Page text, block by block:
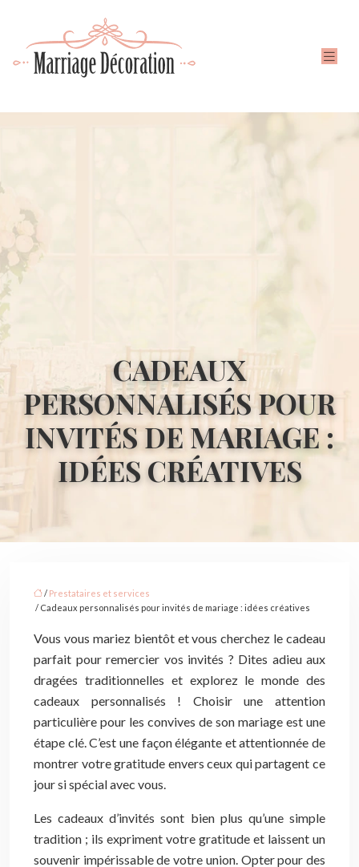
CADEAUX
PERSONNALISÉS POUR
INVITÉS DE MARIAGE :
IDÉES CRÉATIVES
/ Prestataires et services
/ Cadeaux personnalisés pour invités de mariage : idées créatives
Vous vous mariez bientôt et vous cherchez le cadeau
parfait pour remercier vos invités ? Dites adieu aux
dragées traditionnelles et explorez le monde des
cadeaux personnalisés ! Choisir une attention
particulière pour les convives de son mariage est une
étape clé. C’est une façon élégante et attentionnée de
montrer votre gratitude envers ceux qui partagent ce
jour si spécial avec vous.
Les cadeaux d’invités sont bien plus qu’une simple
tradition ; ils expriment votre gratitude et laissent un
souvenir impérissable de votre union. Opter pour des